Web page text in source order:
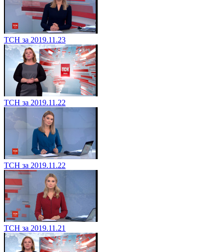
ТСН за 2019.11.23
ТСН за 2019.11.22
ТСН за 2019.11.22
ТСН за 2019.11.21